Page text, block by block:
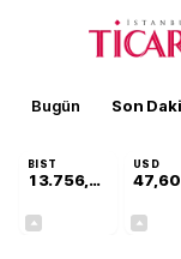
Bugün Son
BIST
13.756,94
USD
47,60